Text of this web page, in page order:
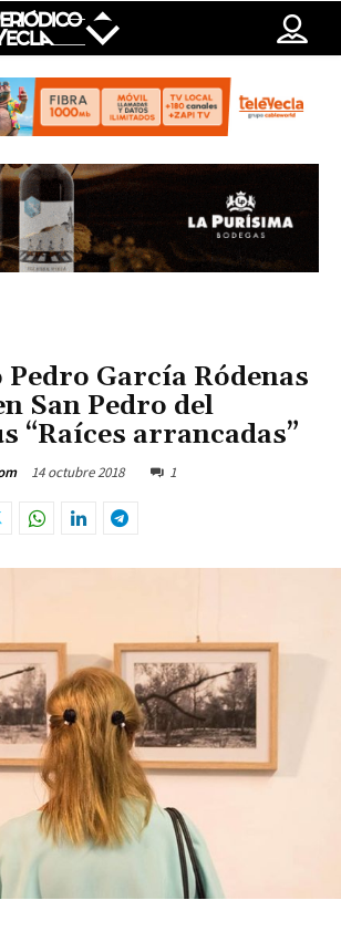
Pedro García Ródenas
San Pedro del
“Raíces arrancadas”
14 octubre 2018 1